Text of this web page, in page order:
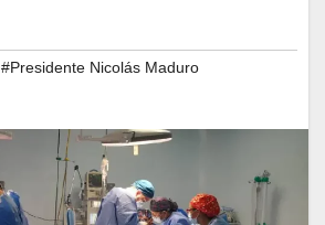
#Presidente Nicolás Maduro